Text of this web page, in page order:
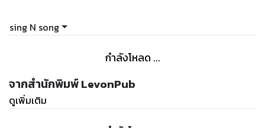
sing N song
กำลังโหลด ...
จากสำนักพิมพ์ LevonPub
ดูเพิ่มเติม